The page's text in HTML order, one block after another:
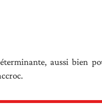
aussi bien